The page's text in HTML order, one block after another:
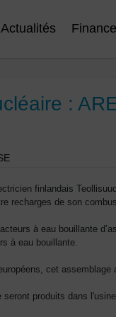
Actualités Finance
:
finlandais
recharges de son
à eau bouillante
à eau bouillante.
cet
produits dans